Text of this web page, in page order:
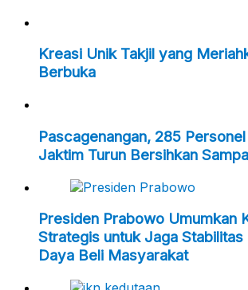
Kreasi Unik Takjil yang
Berbuka
Pascagenangan, 285
Jaktim Turun Bersihkan
Presiden Prabowo Umumkan
Strategis untuk Jaga Stabilitas
Daya Beli Masyarakat